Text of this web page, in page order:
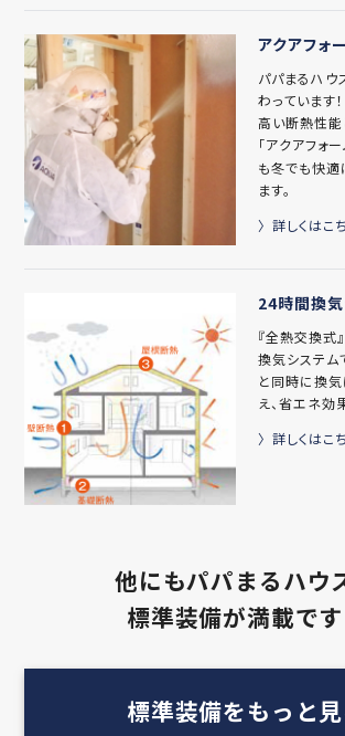
アクアフォ
パパまるハウ
わっています！
高い断熱性
「アクアフォ
も冬でも快適
ます。
詳しくはこ
24時間換
『全熱交換式
換気システム
と同時に換
え、省エネ効
詳しくはこ
他にもパパまるハウ
標準装備が満載です
標準装備をもっと